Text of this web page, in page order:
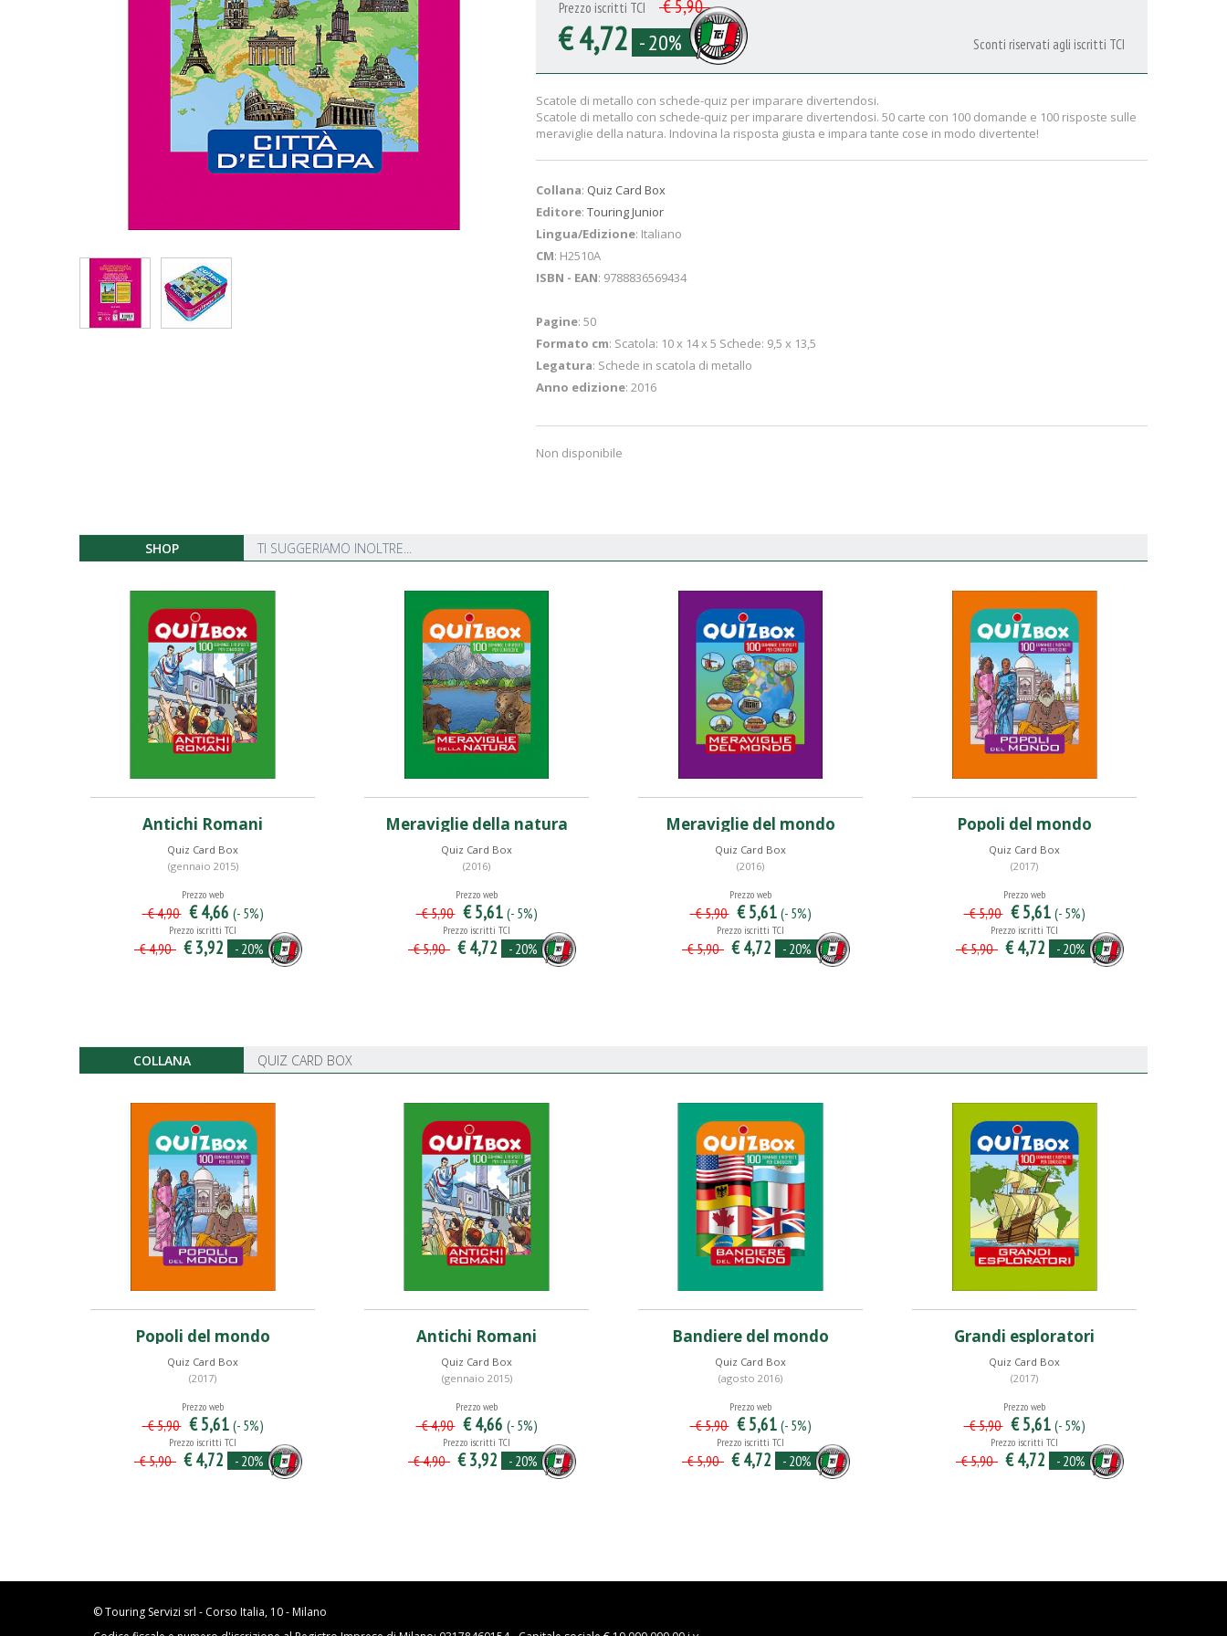
Prezzo iscritti TCI € 5,90
€ 4,72 - 20% Sconti riservati agli iscritti TCI
Scatole di metallo con schede-quiz per imparare divertendosi.
Scatole di metallo con schede-quiz per imparare divertendosi. 50 carte con 100 domande e 100 risposte sulle
meraviglie della natura. Indovina la risposta giusta e impara tante cose in modo divertente!
Collana: Quiz Card Box
Editore: Touring Junior
Lingua/Edizione: Italiano
CM: H2510A
ISBN - EAN: 9788836569434
Pagine: 50
Formato cm: Scatola: 10 x 14 x 5 Schede: 9,5 x 13,5
Legatura: Schede in scatola di metallo
Anno edizione: 2016
Non disponibile
SHOP TI SUGGERIAMO INOLTRE...
Antichi Romani
Quiz Card Box
(gennaio 2015)
Prezzo web
€ 4,90 € 4,66 (- 5%)
Prezzo iscritti TCI
€ 4,90 € 3,92 - 20%
Meraviglie della natura
Quiz Card Box
(2016)
Prezzo web
€ 5,90 € 5,61 (- 5%)
Prezzo iscritti TCI
€ 5,90 € 4,72 - 20%
Meraviglie del mondo
Quiz Card Box
(2016)
Prezzo web
€ 5,90 € 5,61 (- 5%)
Prezzo iscritti TCI
€ 5,90 € 4,72 - 20%
Popoli del mondo
Quiz Card Box
(2017)
Prezzo web
€ 5,90 € 5,61 (- 5%)
Prezzo iscritti TCI
€ 5,90 € 4,72 - 20%
COLLANA QUIZ CARD BOX
Popoli del mondo
Quiz Card Box
(2017)
Prezzo web
€ 5,90 € 5,61 (- 5%)
Prezzo iscritti TCI
€ 5,90 € 4,72 - 20%
Antichi Romani
Quiz Card Box
(gennaio 2015)
Prezzo web
€ 4,90 € 4,66 (- 5%)
Prezzo iscritti TCI
€ 4,90 € 3,92 - 20%
Bandiere del mondo
Quiz Card Box
(agosto 2016)
Prezzo web
€ 5,90 € 5,61 (- 5%)
Prezzo iscritti TCI
€ 5,90 € 4,72 - 20%
Grandi esploratori
Quiz Card Box
(2017)
Prezzo web
€ 5,90 € 5,61 (- 5%)
Prezzo iscritti TCI
€ 5,90 € 4,72 - 20%
© Touring Servizi srl - Corso Italia, 10 - Milano